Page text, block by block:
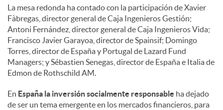
La mesa redonda ha contado con la participación de Xavier
Fàbregas, director general de Caja Ingenieros Gestión;
Antoni Fernández, director general de Caja Ingenieros Vida;
Francisco Javier Garayoa, director de Spainsif; Domingo
Torres, director de España y Portugal de Lazard Fund
Managers; y Sébastien Senegas, director de España e Italia de
Edmon de Rothschild AM.
En España la inversión socialmente responsable ha dejado
de ser un tema emergente en los mercados financieros, para